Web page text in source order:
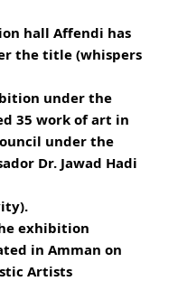
hall Affendi has
the title (whispers
under the
35 work of art in
under the
Dr. Jawad Hadi
exhibition
in Amman on
Artists